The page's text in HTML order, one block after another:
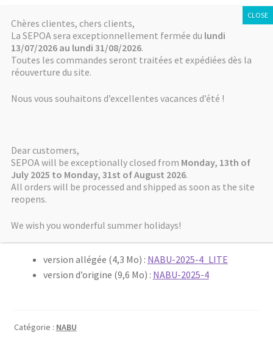
Aller
à
la
navigation
Aller
au
contenu
SÉPOA
Accueil
Mémoires de NABU
Autres séries
Boutique / Online Store
Comment payer ? How to pay?
Accueil NABU
137)
paraître :
version allégée (4,3 Mo) : NABU-2025-4_LITE
version d’origine (9,6 Mo) : NABU-2025-4
Catégorie : NABU
Chères clientes, chers clients,
La SEPOA sera exceptionnellement fermée du lundi
13/07/2026 au lundi 31/08/2026.
Toutes les commandes seront traitées et expédiées dès la
réouverture du site.
Nous vous souhaitons d’excellentes vacances d’été !
Dear customers,
SEPOA will be exceptionally closed from Monday, 13th of
July 2025 to Monday, 31st of August 2026.
All orders will be processed and shipped as soon as the site
reopens.
We wish you wonderful summer holidays!